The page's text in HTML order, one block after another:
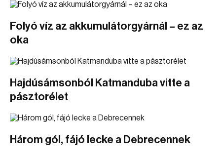
Folyó víz az akkumulátorgyárnál – ez az
oka
Hajdúsámsonból Katmanduba vitte a
pásztorélet
Három gól, fájó lecke a Debrecennek